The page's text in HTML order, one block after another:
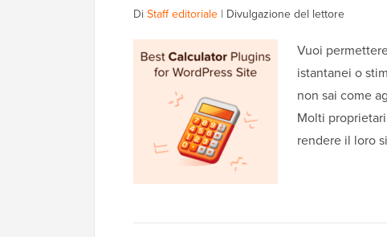
DiStaff editoriale | Divulgazione del lettore
Vuoi
istantanei o
non sai come
Molti
rendere il loro